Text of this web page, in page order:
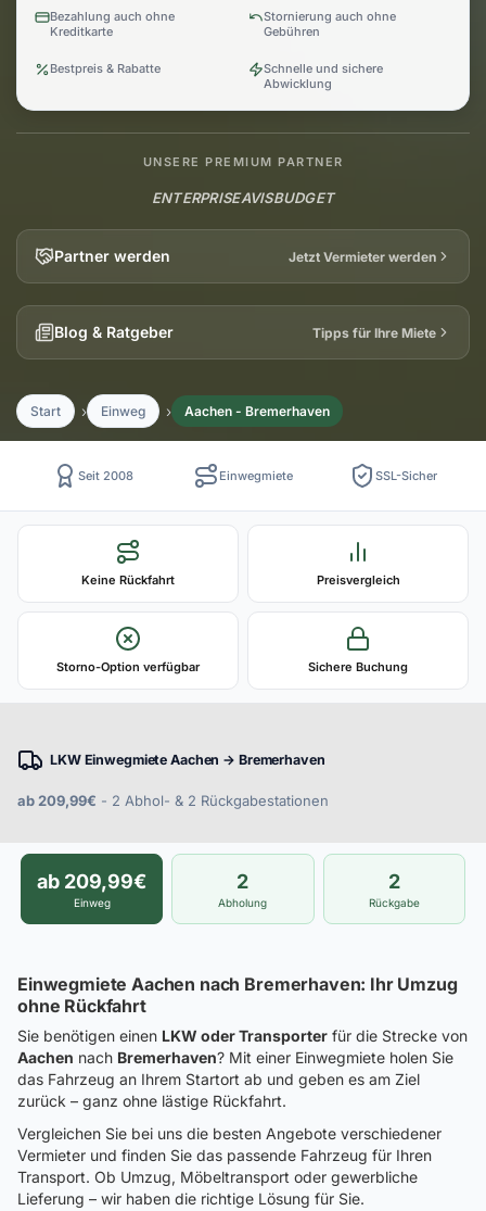
Bezahlung auch ohne
Kreditkarte
Stornierung auch ohne
Gebühren
Bestpreis & Rabatte
Schnelle und sichere
Abwicklung
UNSERE PREMIUM PARTNER
ENTERPRISEAVISBUDGET
Partner werden Jetzt Vermieter werden
Blog & Ratgeber Tipps für Ihre Miete
Start Einweg Aachen - Bremerhaven
Seit 2008 Einwegmiete SSL-Sicher
Keine Rückfahrt Preisvergleich
Storno-Option verfügbar Sichere Buchung
LKW Einwegmiete Aachen → Bremerhaven
ab 209,99€ - 2 Abhol- & 2 Rückgabestationen
ab 209,99€
Einweg
2
Abholung
2
Rückgabe
Einwegmiete Aachen nach Bremerhaven: Ihr Umzug
ohne Rückfahrt
Sie benötigen einen LKW oder Transporter für die Strecke von
Aachen nach Bremerhaven? Mit einer Einwegmiete holen Sie
das Fahrzeug an Ihrem Startort ab und geben es am Ziel
zurück – ganz ohne lästige Rückfahrt.
Vergleichen Sie bei uns die besten Angebote verschiedener
Vermieter und finden Sie das passende Fahrzeug für Ihren
Transport. Ob Umzug, Möbeltransport oder gewerbliche
Lieferung – wir haben die richtige Lösung für Sie.